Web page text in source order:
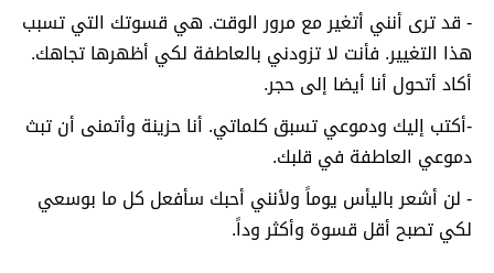
- قد ترى أنني أتغير مع مرور الوقت. هي قسوتك التي تسبب
هذا التغيير. فأنت لا تزودني بالعاطفة لكي أظهرها تجاهك.
أكاد أتحول أنا أيضا إلى حجر.
-أكتب إليك ودموعي تسبق كلماتي. أنا حزينة وأتمنى أن تبث
دموعي العاطفة في قلبك.
- لن أشعر باليأس يوماً ولأنني أحبك سأفعل كل ما بوسعي
لكي تصبح أقل قسوة وأكثر وداً.